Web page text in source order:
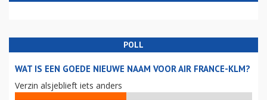
POLL
WAT IS EEN GOEDE NIEUWE NAAM VOOR AIR FRANCE-KLM?
Verzin alsjeblieft iets anders